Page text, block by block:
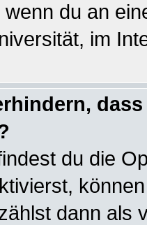
du an
im
du die
dann als